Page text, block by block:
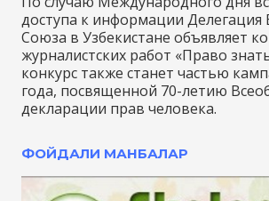
доступа к информации Делегация
Союза в Узбекистане объявляет
журналистских работ «Право
конкурс также станет частью
года, посвященной 70-летию
декларации прав человека.
ФОЙДАЛИ МАНБАЛАР